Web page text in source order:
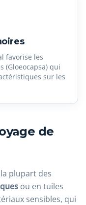
favorise les
(Gloeocapsa) qui
sur les
de
plupart des
ou en tuiles
sensibles, qui